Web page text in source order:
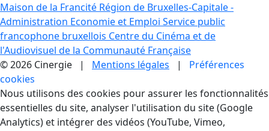
Maison de la Francité Région de Bruxelles-Capitale -
Administration Economie et Emploi Service public
francophone bruxellois Centre du Cinéma et de
l'Audiovisuel de la Communauté Française
© 2026 Cinergie | Mentions légales | Préférences
cookies
Gestion des Cookies
Nous utilisons des cookies pour assurer les fonctionnalités
essentielles du site, analyser l'utilisation du site (Google
Analytics) et intégrer des vidéos (YouTube, Vimeo,